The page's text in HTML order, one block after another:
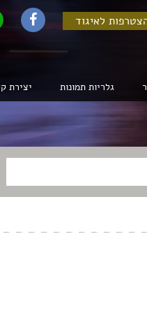
לאיגוד
גלריות תמונות יצירת